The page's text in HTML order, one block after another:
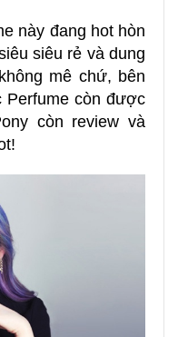
này đang hot hòn
siêu rẻ và dung
mê chứ, bên
Perfume còn được
còn review và